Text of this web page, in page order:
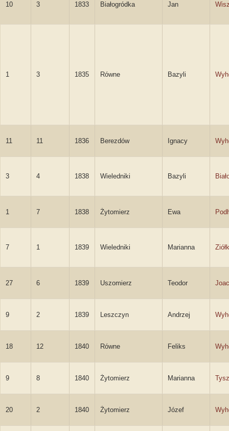
10 3 1833 Białogródka Jan
1 3 1835 Równe Bazyli
11 11 1836 Berezdów Ignacy
3 4 1838 Wieledniki Bazyli
1 7 1838 Żytomierz Ewa
7 1 1839 Wieledniki Marianna
27 6 1839 Uszomierz Teodor
9 2 1839 Leszczyn Andrzej
18 12 1840 Równe Feliks
9 8 1840 Żytomierz Marianna
20 2 1840 Żytomierz Józef